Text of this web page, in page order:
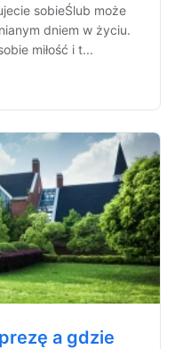
sobieŚlub może
dniem w życiu.
miłość i t...
a gdzie